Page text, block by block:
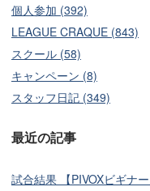
個人参加 (392)
LEAGUE CRAQUE (843)
スクール (58)
キャンペーン (8)
スタッフ日記 (349)
最近の記事
試合結果 【PIVOXビギナ